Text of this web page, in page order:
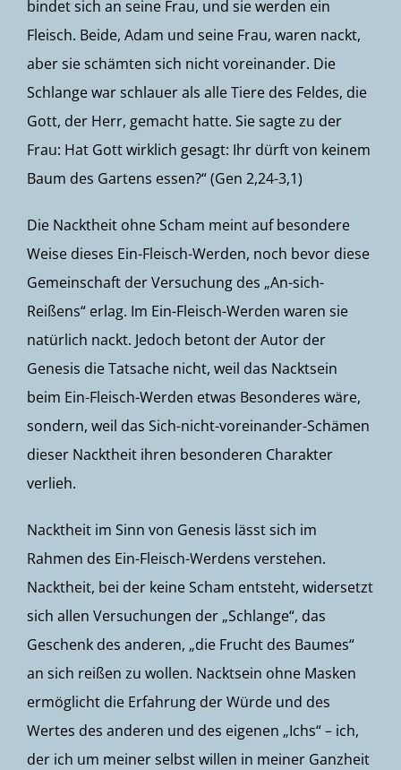
bindet sich an seine Frau, und sie werden ein
Fleisch. Beide, Adam und seine Frau, waren nackt,
aber sie schämten sich nicht voreinander. Die
Schlange war schlauer als alle Tiere des Feldes, die
Gott, der Herr, gemacht hatte. Sie sagte zu der
Frau: Hat Gott wirklich gesagt: Ihr dürft von keinem
Baum des Gartens essen?“ (Gen 2,24-3,1)
Die Nacktheit ohne Scham meint auf besondere
Weise dieses Ein-Fleisch-Werden, noch bevor diese
Gemeinschaft der Versuchung des „An-sich-
Reißens“ erlag. Im Ein-Fleisch-Werden waren sie
natürlich nackt. Jedoch betont der Autor der
Genesis die Tatsache nicht, weil das Nacktsein
beim Ein-Fleisch-Werden etwas Besonderes wäre,
sondern, weil das Sich-nicht-voreinander-Schämen
dieser Nacktheit ihren besonderen Charakter
verlieh.
Nacktheit im Sinn von Genesis lässt sich im
Rahmen des Ein-Fleisch-Werdens verstehen.
Nacktheit, bei der keine Scham entsteht, widersetzt
sich allen Versuchungen der „Schlange“, das
Geschenk des anderen, „die Frucht des Baumes“
an sich reißen zu wollen. Nacktsein ohne Masken
ermöglicht die Erfahrung der Würde und des
Wertes des anderen und des eigenen „Ichs“ – ich,
der ich um meiner selbst willen in meiner Ganzheit